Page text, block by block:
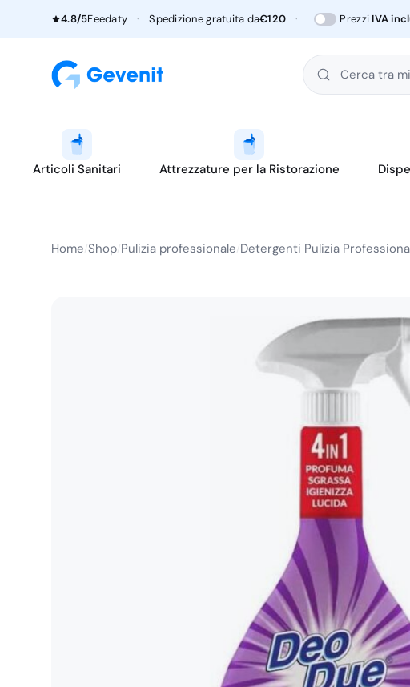
4.8/5Feedaty · Spedizione gratuita da€120 · Prezzi IVA
Cerca tra
Articoli Sanitari Attrezzature per la Ristorazione
Home Shop Pulizia professionale Detergenti Pulizia